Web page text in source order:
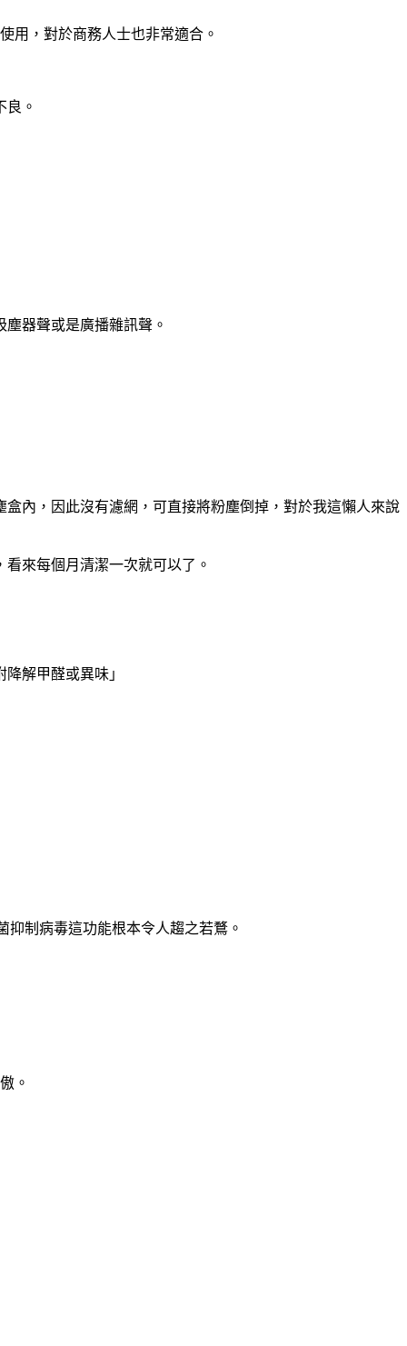
用，對於商務人士也非常適合。
。
器聲或是廣播雜訊聲。
內，因此沒有濾網，可直接將粉塵倒掉，對於我這懶人來說
來每個月清潔一次就可以了。
解甲醛或異味」
制病毒這功能根本令人趨之若鶩。
。